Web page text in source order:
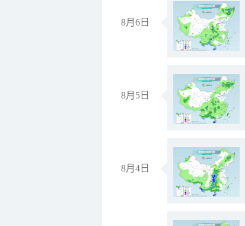
8月6日
8月5日
8月4日